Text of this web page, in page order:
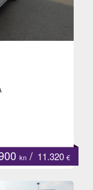
kn / 11.320 €